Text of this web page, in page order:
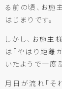
る前の頃、お施
はじまりです。
しかし、お施主
は「やはり距離
いたようで一度
月日が流れ「そ